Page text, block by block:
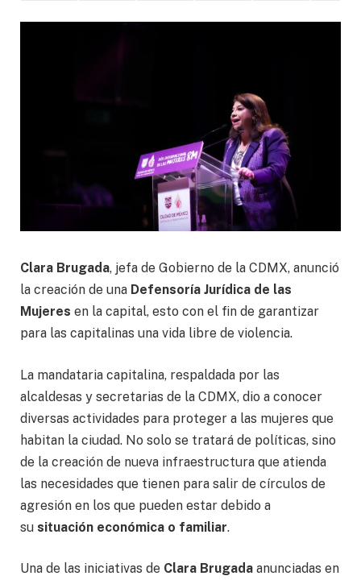
Clara Brugada, jefa de Gobierno de la CDMX, anunció
la creación de una Defensoría Jurídica de las
Mujeres en la capital, esto con el fin de garantizar
para las capitalinas una vida libre de violencia.
La mandataria capitalina, respaldada por las
alcaldesas y secretarias de la CDMX, dio a conocer
diversas actividades para proteger a las mujeres que
habitan la ciudad. No solo se tratará de políticas, sino
de la creación de nueva infraestructura que atienda
las necesidades que tienen para salir de círculos de
agresión en los que pueden estar debido a
su situación económica o familiar.
Una de las iniciativas de Clara Brugada anunciadas en